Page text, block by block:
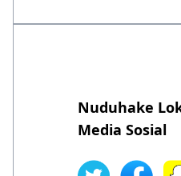
Nuduhake
Media Sosial